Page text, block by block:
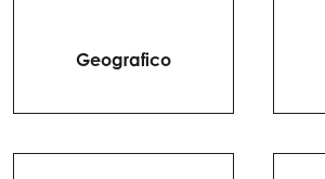
Geografico